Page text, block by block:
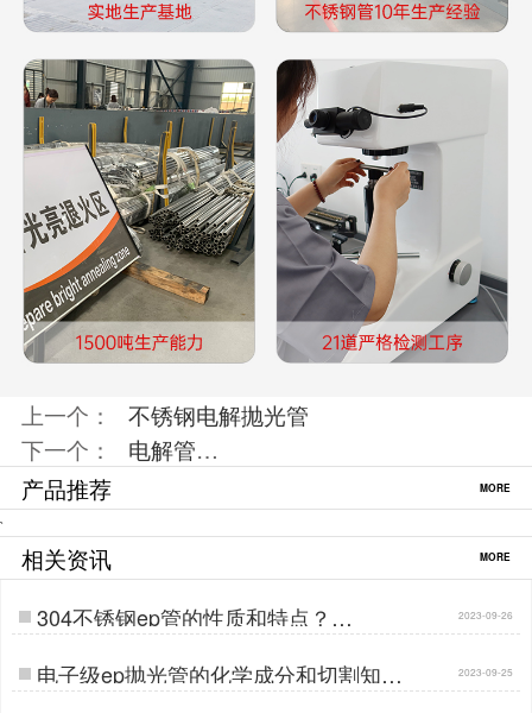
上一个：
不锈钢电解抛光管
下一个：
电解管…
产品推荐
MORE
`
相关资讯 MORE
304不锈钢ep管的性质和特点？… 2023-09-26
电子级ep抛光管的化学成分和切割知
识？…
2023-09-25